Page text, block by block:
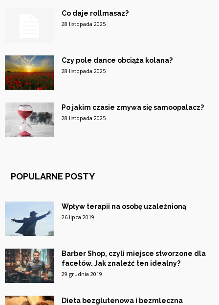
Co daje rollmasaz?
28 listopada 2025
Czy pole dance obciąża kolana?
28 listopada 2025
Po jakim czasie zmywa się samoopalacz?
28 listopada 2025
POPULARNE POSTY
Wpływ terapii na osobę uzależnioną
26 lipca 2019
Barber Shop, czyli miejsce stworzone dla
facetów. Jak znaleźć ten idealny?
29 grudnia 2019
Dieta bezglutenowa i bezmleczna